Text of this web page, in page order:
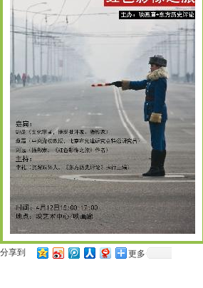
分享到 更多